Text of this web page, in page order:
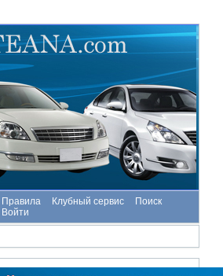
Правила Клубный сервис
Поиск
Войти